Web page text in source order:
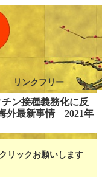
リンクフリー
ン接種義務化に反
外最新事情 2021年
リックお願いします